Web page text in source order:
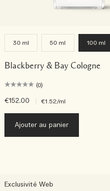
30 ml 50 ml 100 ml
Blackberry & Bay Cologne
(0)
€152.00 €1.52/ml
Ajouter au panier
Exclusivité Web